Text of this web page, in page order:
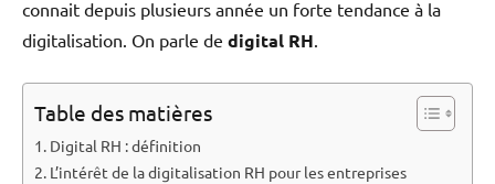
connait depuis plusieurs année un forte tendance à la
digitalisation. On parle de digital RH
Table des matières
Digital RH : définition
L’intérêt de la digitalisation RH pour les entreprises